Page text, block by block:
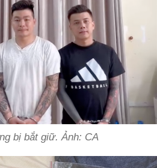
bị bắt giữ. Ảnh: CA